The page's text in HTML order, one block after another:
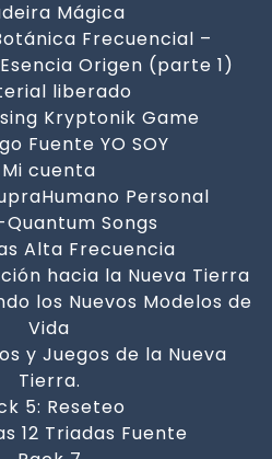
Mágica
Frecuencial –
Origen (parte 1)
liberado
Kryptonik Game
Fuente YO SOY
Mi cuenta
Personal
Songs
Alta Frecuencia
hacia la Nueva Tierra
los Nuevos Modelos de
Vida
y Juegos de la Nueva
Tierra.
5: Reseteo
12 Triadas Fuente